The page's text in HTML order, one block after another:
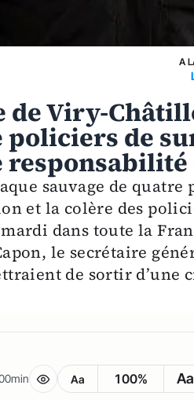
A
de Viry-
policiers de
sauvage de
et la colère des
dans toute la
le secrétaire
de sortir d’une
Aa 100% Aa